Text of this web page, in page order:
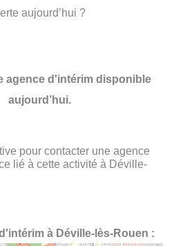
aujourd’hui ?
agence d'intérim disponible
aujourd’hui.
pour contacter une agence
lié à cette activité à Déville-
à Déville-lès-Rouen :